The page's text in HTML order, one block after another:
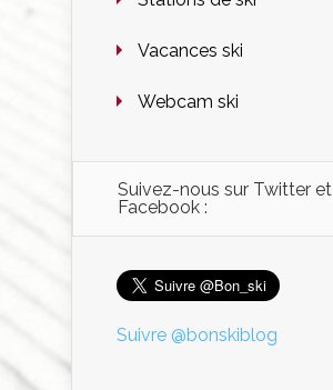
Vacances ski
Webcam ski
Suivez-nous sur Twitter et
Facebook :
Suivre @bonskiblog